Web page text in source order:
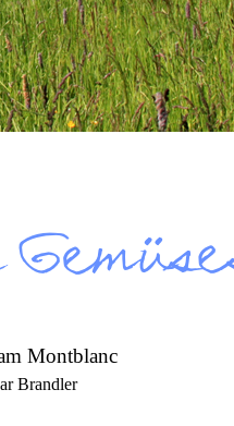
Montblanc
Brandler